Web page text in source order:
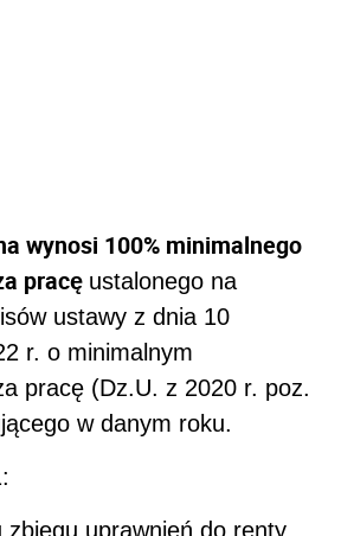
wynosi 100% minimalnego
pracę ustalonego na
ustawy z dnia 10
r. o minimalnym
pracę (Dz.U. z 2020 r. poz.
w danym roku.
uprawnień do renty